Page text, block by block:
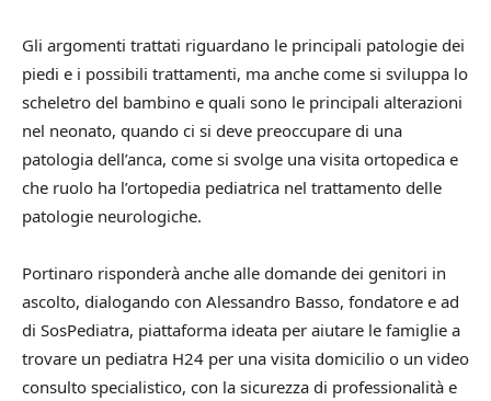
Gli argomenti trattati riguardano le principali patologie dei
piedi e i possibili trattamenti, ma anche come si sviluppa lo
scheletro del bambino e quali sono le principali alterazioni
nel neonato, quando ci si deve preoccupare di una
patologia dell’anca, come si svolge una visita ortopedica e
che ruolo ha l’ortopedia pediatrica nel trattamento delle
patologie neurologiche.
Portinaro risponderà anche alle domande dei genitori in
ascolto, dialogando con Alessandro Basso, fondatore e ad
di SosPediatra, piattaforma ideata per aiutare le famiglie a
trovare un pediatra H24 per una visita domicilio o un video
consulto specialistico, con la sicurezza di professionalità e